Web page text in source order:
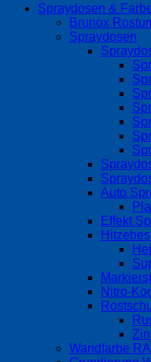
Spraydosen &
Brunox
Spraydosen
Auto
Effekt
Nitro-
Wandfarbe